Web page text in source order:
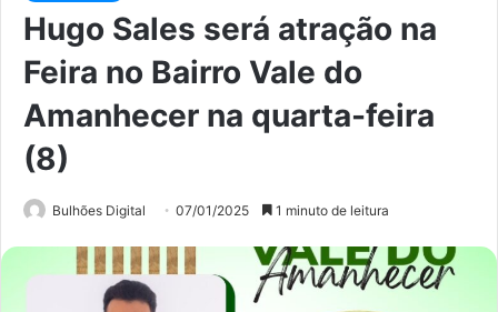
Hugo Sales será atração na
Feira no Bairro Vale do
Amanhecer na quarta-feira
(8)
Bulhões Digital 07/01/2025 1 minuto de leitura